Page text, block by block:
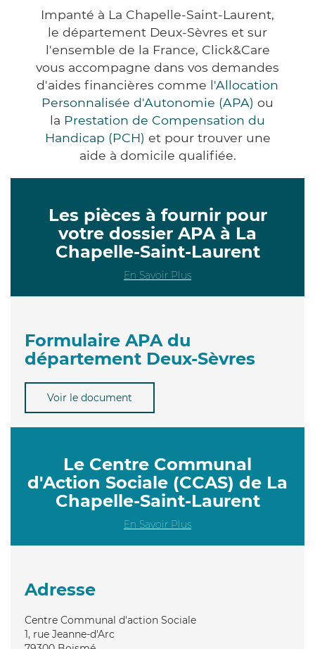
Impanté à La Chapelle-Saint-Laurent,
le département Deux-Sèvres et sur
l'ensemble de la France, Click&Care
vous accompagne dans vos demandes
d'aides financières comme l'Allocation
Personnalisée d'Autonomie (APA) ou
la Prestation de Compensation du
Handicap (PCH) et pour trouver une
aide à domicile qualifiée.
Les pièces à fournir pour
votre dossier APA à La
Chapelle-Saint-Laurent
En Savoir Plus
Formulaire APA du
département Deux-Sèvres
Voir le document
Le Centre Communal
d'Action Sociale (CCAS) de La
Chapelle-Saint-Laurent
En Savoir Plus
Adresse
Centre Communal d'action Sociale
1, rue Jeanne-d'Arc